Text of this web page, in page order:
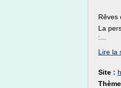
Rêves
La
:...
Lire la
Site :